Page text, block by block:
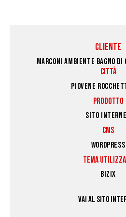
CLIENTE
MARCONI AMBIENTE BAGNO DI
CITTÀ
PIOVENE
PRODOTTO
SITO
CMS
WORDPRESS
TEMA
BIZIX
VAI AL SITO